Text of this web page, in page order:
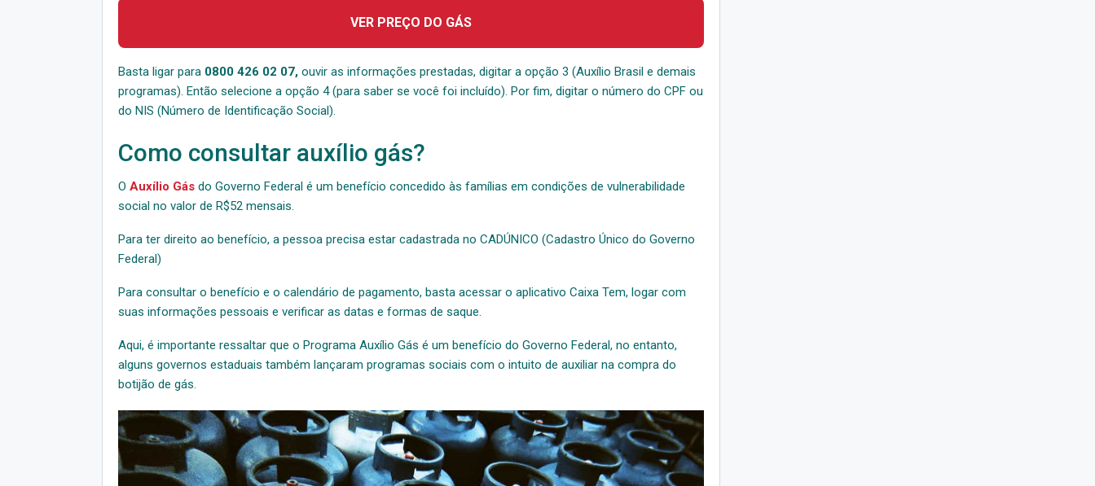
VER PREÇO DO GÁS
Basta ligar para 0800 426 02 07, ouvir as informações prestadas, digitar a opção 3 (Auxílio Brasil e demais
programas). Então selecione a opção 4 (para saber se você foi incluído). Por fim, digitar o número do CPF ou
do NIS (Número de Identificação Social).
Como consultar auxílio gás?
O Auxílio Gásdo Governo Federal é um benefício concedido às famílias em condições de vulnerabilidade
social no valor de R$52 mensais.
Para ter direito ao benefício, a pessoa precisa estar cadastrada no CADÚNICO (Cadastro Único do Governo
Federal)
Para consultar o benefício e o calendário de pagamento, basta acessar o aplicativo Caixa Tem, logar com
suas informações pessoais e verificar as datas e formas de saque.
Aqui, é importante ressaltar que o Programa Auxílio Gás é um benefício do Governo Federal, no entanto,
alguns governos estaduais também lançaram programas sociais com o intuito de auxiliar na compra do
botijão de gás.